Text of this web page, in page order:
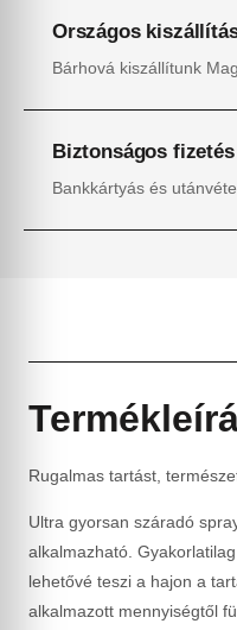
Országos
Bárhová kiszállítunk
Biztonságos fizetés
Bankkártyás és
Rugalmas tartást,
Ultra gyorsan száradó
alkalmazható.
lehetővé teszi a hajon a
alkalmazott mennyiségtől